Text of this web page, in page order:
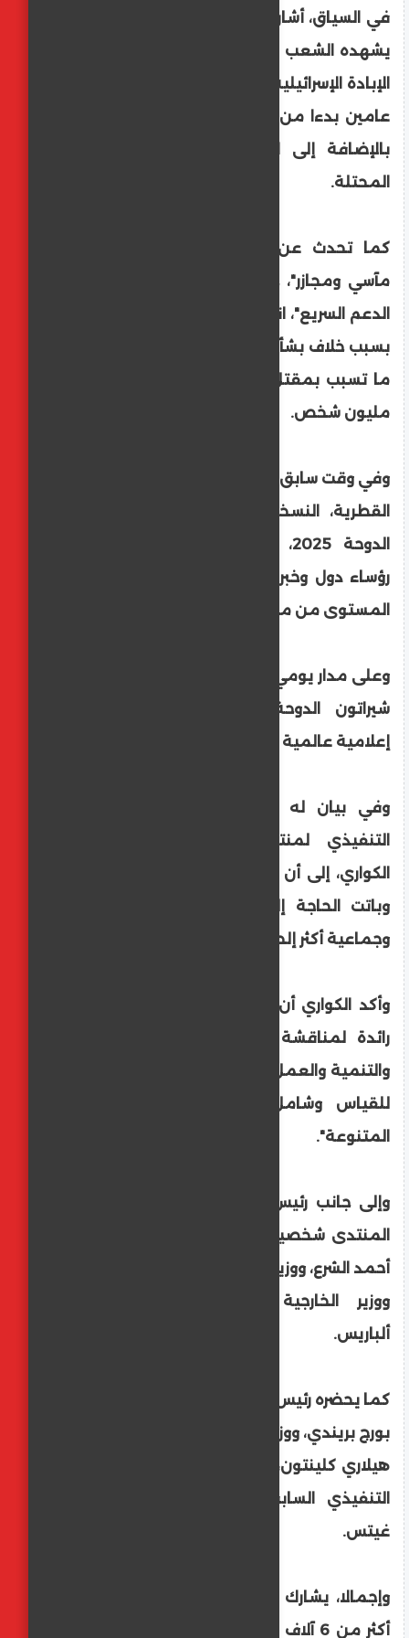
في السياق، أشار رئيس الوزراء القطري، إلى "ما
يشهده الشعب الفلسطيني من معاناة"، جراء
الإبادة الإسرائيلية في قطاع غزة والتي استمرت
بالإضافة إلى العدوان في الضفة الغربية
المحتلة.
كما تحدث عن "السودان وما يشهده من
مآسي ومجازر"، جراء حرب بين الجيش و"قوات
بسبب خلاف بشأن توحيد المؤسسة العسكرية،
مليون شخص.
وفي وقت سابق السبت، انطلقت في العاصمة
القطرية، النسخة الثالثة والعشرين لمنتدى
الدوحة 2025، بحضور أمير قطر، ومشاركة
رؤساء دول وخبراء ودبلوماسيين وحضور رفيع
المستوى من مختلف أنحاء العالم.
وعلى مدار يومي السبت والأحد، يحتضن فندق
شيراتون الدوحة جلسات المنتدى، بشراكة
إعلامية عالمية من وكالة الأناضول.
وفي بيان له وصل الأناضول، أشار المدير
التنفيذي لمنتدى الدوحة مبارك عجلان
الكواري، إلى أن "العالم يواجه أزمات متداخلة،
وباتت الحاجة إلى حوكمة عادلة ومسؤولة
وجماعية أكثر إلحاحا من أي وقت مضى".
وأكد الكواري أن منتدى الدوحة "يظل منصة
رائدة لمناقشة كيفية تقاطع الدبلوماسية
والتنمية والعمل الإنساني لتحقيق تقدم قابل
للقياس وشامل من خلال جمع الأصوات
المتنوعة".
وإلى جانب رئيس الوزراء القطري، تشارك في
المنتدى شخصيات بارزة، مثل الرئيس السوري
أحمد الشرع، ووزير الخارجية التركي هاكان فيدان،
ووزير الخارجية الإسباني خوسيه مانويل
ألباريس.
كما يحضره رئيس المنتدى الاقتصادي العالمي
بورج بريندي، ووزيرة الخارجية الأمريكية السابقة
هيلاري كلينتون، والمؤسس المشارك والرئيس
التنفيذي السابق لشركة مايكروسوفت بيل
غيتس.
وإجمالا، يشارك في المنتدى بنسخته الحالية